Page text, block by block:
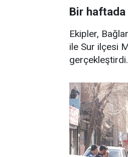
Bir haftada
Ekipler,
ile Sur ilçesi
gerçekleştirdi.